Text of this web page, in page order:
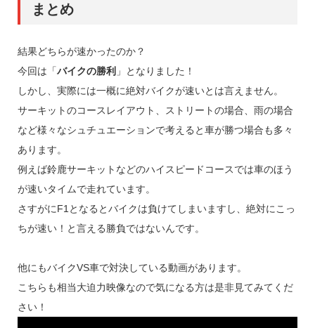
まとめ
結果どちらが速かったのか？
今回は「バイクの勝利 」となりました！
しかし、実際には一概に絶対バイクが速いとは言えません。
サーキットのコースレイアウト、ストリートの場合、雨の場合
など様々なシュチュエーションで考えると車が勝つ場合も多々
あります。
例えば鈴鹿サーキットなどのハイスピードコースでは車のほう
が速いタイムで走れています。
さすがにF1となるとバイクは負けてしまいますし、絶対にこっ
ちが速い！と言える勝負ではないんです。
他にもバイクVS車で対決している動画があります。
こちらも相当大迫力映像なので気になる方は是非見てみてくだ
さい！